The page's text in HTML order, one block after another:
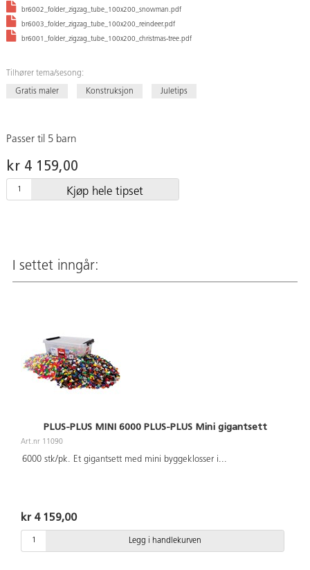
br6002_folder_zigzag_tube_100x200_snowman.pdf
br6003_folder_zigzag_tube_100x200_reindeer.pdf
br6001_folder_zigzag_tube_100x200_christmas-tree.pdf
Tilhører tema/sesong:
Gratis maler Konstruksjon Juletips
Passer til 5 barn
kr 4 159,00
Kjøp hele tipset
I settet inngår:
PLUS-PLUS MINI 6000 PLUS-PLUS Mini gigantsett
Art.nr 11090
6000 stk/pk. Et gigantsett med mini byggeklosser i...
kr 4 159,00
Legg i handlekurven